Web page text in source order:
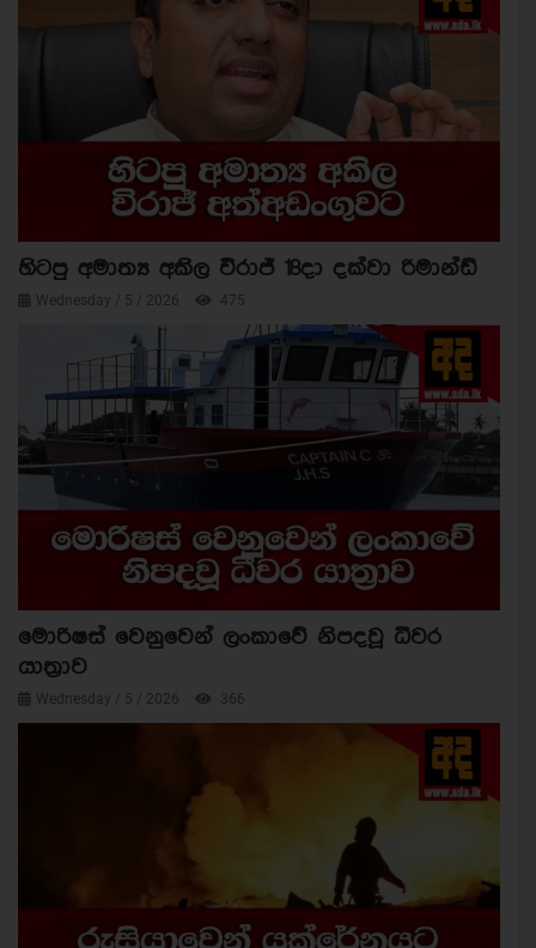
හිටපු අමාත්‍ය අකිල විරාජ් 18දා දක්වා රිමාන්ඩ්
Wednesday / 5 / 2026 475
මොරිෂස් වෙනුවෙන් ලංකාවේ නිපදවූ ධීවර
යාත්‍රාව
Wednesday / 5 / 2026 366